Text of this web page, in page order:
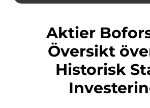
Aktier Bofors: En
Översikt
Historisk